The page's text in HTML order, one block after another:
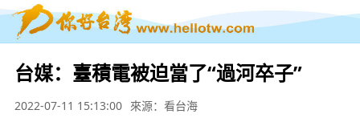
台媒：臺積電被迫當了“過河卒子”
2022-07-11 15:13:00 來源：看台海